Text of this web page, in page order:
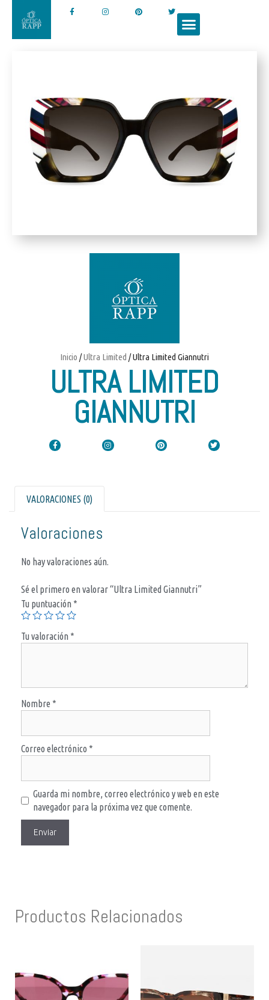
Inicio /Ultra Limited / Ultra Limited Giannutri
ULTRA LIMITED
GIANNUTRI
VALORACIONES (0)
Valoraciones
No hay valoraciones aún.
Sé el primero en valorar “Ultra Limited Giannutri”
Tu puntuación *
Tu valoración *
Nombre *
Correo electrónico *
Guarda mi nombre, correo electrónico y web en este
navegador para la próxima vez que comente.
Productos Relacionados